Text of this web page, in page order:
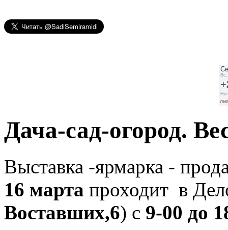
Дача-сад-огород.
Выставка -ярмарка -
16 марта проходит в
Воставших,6) с 9-00 до